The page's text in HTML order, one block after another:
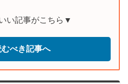
い記事がこちら▼
むべき記事へ